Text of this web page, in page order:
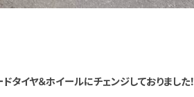
タイヤ＆ホイールにチェンジしておりました！